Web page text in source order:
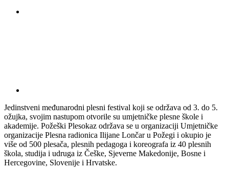
Jedinstveni međunarodni plesni festival koji se održava od 3. do 5.
ožujka, svojim nastupom otvorile su umjetničke plesne škole i
akademije. Požeški Plesokaz održava se u organizaciji Umjetničke
organizacije Plesna radionica Ilijane Lončar u Požegi i okupio je
više od 500 plesača, plesnih pedagoga i koreografa iz 40 plesnih
škola, studija i udruga iz Češke, Sjeverne Makedonije, Bosne i
Hercegovine, Slovenije i Hrvatske.